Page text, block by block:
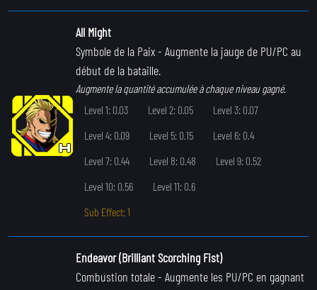
All Might
Symbole de la Paix- Augmente la jauge de PU/PC au
début de la bataille.
Augmente la quantité accumulée à chaque niveau gagné.
Level 1: 0.03
Level 2: 0.05
Level 3: 0.07
Level 4: 0.09
Level 5: 0.15
Level 6: 0.4
Level 7: 0.44
Level 8: 0.48
Level 9: 0.52
Level 10: 0.56
Level 11: 0.6
Sub Effect: 1
Endeavor (Brilliant Scorching Fist)
Combustion totale- Augmente les PU/PC en gagnant